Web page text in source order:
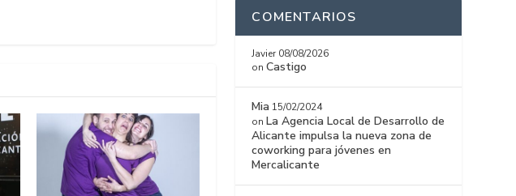
COMENTARIOS
Javier 08/08/2026
onCastigo
Mia 15/02/2024
on La Agencia Local de Desarrollo de
Alicante impulsa la nueva zona de
coworking para jóvenes en
Mercalicante